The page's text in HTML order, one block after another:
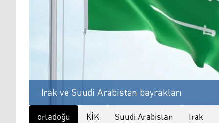
Irak ve Suudi Arabistan bayrakları
ortadoğu KİK Suudi Arabistan Irak